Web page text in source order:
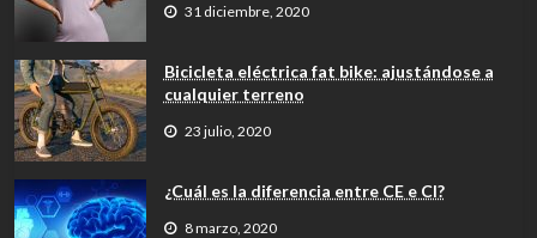
31 diciembre, 2020
Bicicleta eléctrica fat bike: ajustándose a
cualquier terreno
23 julio, 2020
¿Cuál es la diferencia entre CE e CI?
8 marzo, 2020